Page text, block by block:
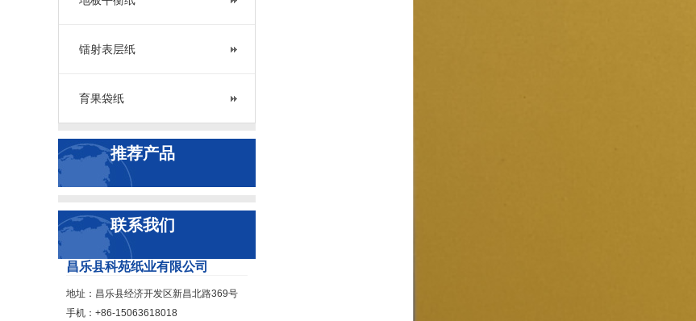
镭射表层纸
育果袋纸
推荐产品
联系我们
昌乐县科苑纸业有限公司
地址：昌乐县经济开发区新昌北路369号
手机：+86-15063618018